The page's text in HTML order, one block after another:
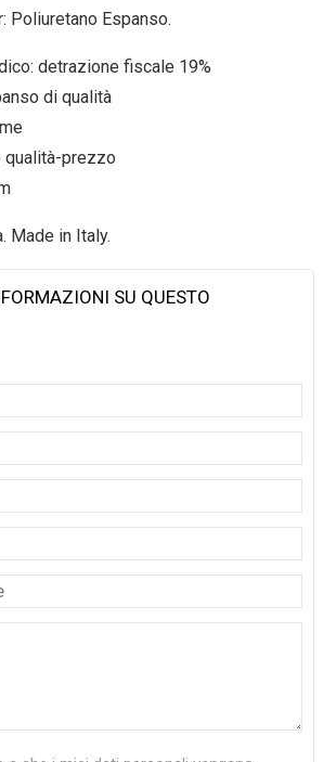
€.
attuale
250,00 €.
Poliuretano Espanso.
detrazione fiscale 19%
di qualità
qualità-prezzo
Made in Italy.
SU QUESTO